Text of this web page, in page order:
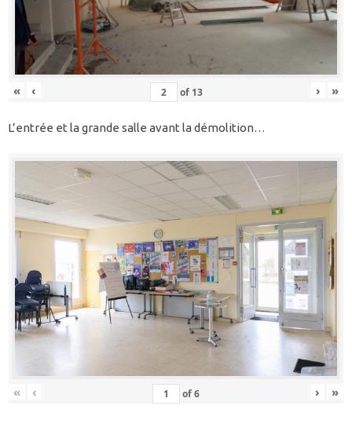
« ‹ of 13 › »
L’entrée et la grande salle avant la démolition…
« ‹ of6 › »